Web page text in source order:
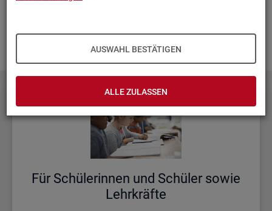
AUSWAHL BESTÄTIGEN
ALLE ZULASSEN
das gern in un­se­re Pla­nun­gen auf.
Für Schü­le­rin­nen und Schü­ler sowie
Lehr­kräf­te